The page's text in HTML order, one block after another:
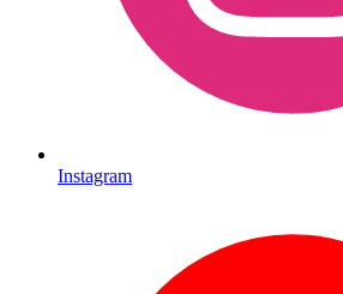
Instagram